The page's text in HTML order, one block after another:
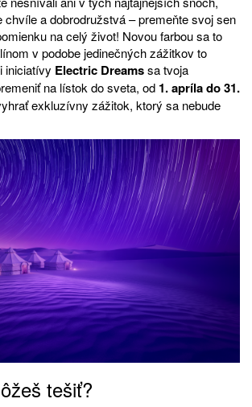
chvíle a dobrodružstvá – premeňte svoj sen
na celý život! Novou farbou sa to
v podobe jedinečných zážitkov to
iniciatívy Electric Dreamssa tvoja
na lístok do sveta, od 1. apríla do 31.
exkluzívny zážitok, ktorý sa nebude
tešiť?